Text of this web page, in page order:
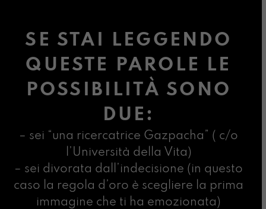
SE STAI LEGGENDO
QUESTE PAROLE LE
POSSIBILITÀ SONO
DUE:
– sei “una ricercatrice Gazpacha” ( c/o
l’Università della Vita)
– sei divorata dall’indecisione (in questo
caso la regola d’oro è scegliere la prima
immagine che ti ha emozionata)